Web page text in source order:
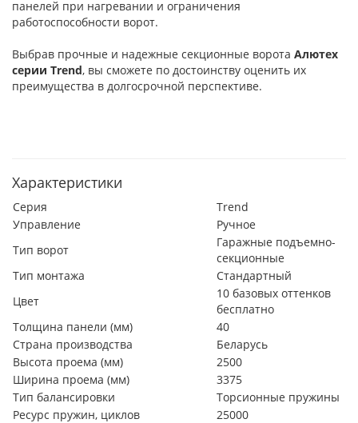
панелей при нагревании и ограничения
работоспособности ворот.
Выбрав прочные и надежные секционные ворота Алютех
серии Trend, вы сможете по достоинству оценить их
преимущества в долгосрочной перспективе.
Характеристики
Серия
Trend
Управление
Ручное
Тип ворот
Гаражные подъемно-
секционные
Тип монтажа
Стандартный
Цвет
10 базовых оттенков
бесплатно
Толщина панели (мм)
40
Страна производства
Беларусь
Высота проема (мм)
2500
Ширина проема (мм)
3375
Тип балансировки
Торсионные пружины
Ресурс пружин, циклов
25000